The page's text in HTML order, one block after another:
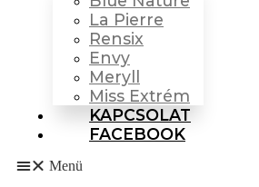
La Pierre
Rensix
Envy
Meryll
Miss Extrém
KAPCSOLAT
FACEBOOK
Menü